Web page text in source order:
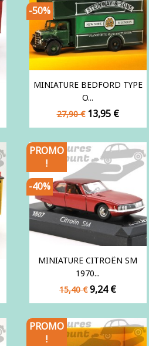
MINIATURE BEDFORD TYPE
O...
Prix
de
27,90 € Prix
13,95 €
-50%
MINIATURE CITROËN SM
1970...
Prix
de
15,40 € Prix
9,24 €
PROMO
!
-40%
PROMO
!